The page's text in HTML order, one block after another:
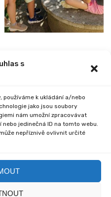
s
používáme k ukládání a/nebo
jako jsou soubory
nám umožní zpracovávat
jedinečná ID na tomto webu.
nepříznivě ovlivnit určité
NEXT